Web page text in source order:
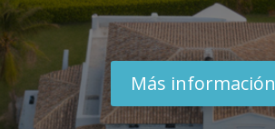
Más información